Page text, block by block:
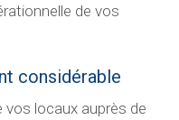
de vos
considérable
vos locaux auprès de